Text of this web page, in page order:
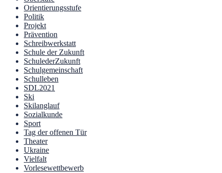
Orientierungsstufe
Politik
Projekt
Prävention
Schreibwerkstatt
Schule der Zukunft
SchulederZukunft
Schulgemeinschaft
Schulleben
SDL2021
Ski
Skilanglauf
Sozialkunde
Sport
Tag der offenen Tür
Theater
Ukraine
Vielfalt
Vorlesewettbewerb